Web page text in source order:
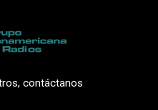
contáctanos